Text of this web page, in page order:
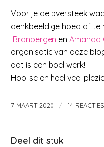
Voor je de oversteek
denkbeeldige hoed af te
Branbergen enAmanda
organisatie van deze
dat is een boel werk!
Hop-se en heel veel
7 MAART 2020 / 14 REACTIES
Deel dit stuk